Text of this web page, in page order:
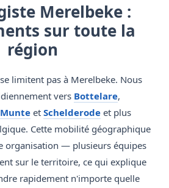
Merelbeke :
sur toute la
région
limitent pas à Merelbeke. Nous
vers Bottelare,
Munte et Schelderode et plus
Cette mobilité géographique
organisation — plusieurs équipes
sur le territoire, ce qui explique
rapidement n'importe quelle